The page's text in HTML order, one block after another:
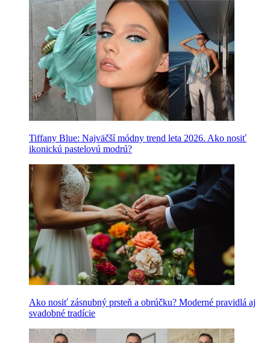
Tiffany Blue: Najväčší módny trend leta 2026. Ako nosiť
ikonickú pastelovú modrú?
Ako nosiť zásnubný prsteň a obrúčku? Moderné pravidlá aj
svadobné tradície